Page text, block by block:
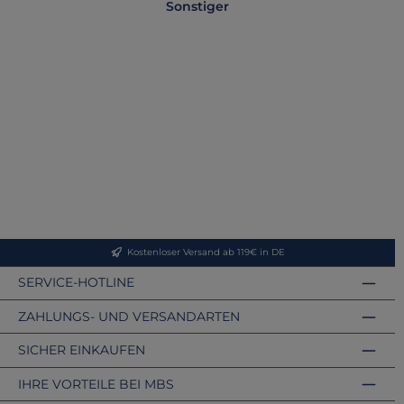
Sonstiger
Kostenloser Versand ab 119€ in DE
SERVICE-HOTLINE
ZAHLUNGS- UND VERSANDARTEN
SICHER EINKAUFEN
IHRE VORTEILE BEI MBS